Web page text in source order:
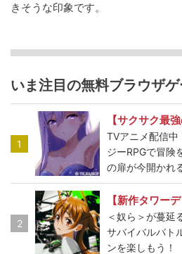
きそうな印象です。
いま注目の無料ブラウザゲ
1
【サクサク最
TVアニメ配信中
ジーRPGで冒険
の扉が今開かれ
2
【新作タワー
＜奴ら＞が蔓延
サバイバルバト
ンを楽しもう！